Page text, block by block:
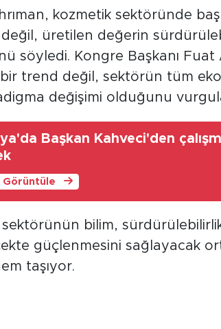
kozmetik sektöründe
üretilen değerin
söyledi. Kongre Başkanı Fuat
trend değil, sektörün tüm
değişimi olduğunu
Başkan Kahveci'den
Görüntüle
bilim,
güçlenmesini sağlayacak
taşıyor.